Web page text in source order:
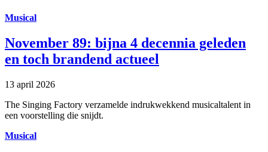
Musical
November 89: bijna 4 decennia geleden
en toch brandend actueel
13 april 2026
The Singing Factory verzamelde indrukwekkend musicaltalent in
een voorstelling die snijdt.
Musical